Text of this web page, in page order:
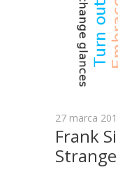
27 marca
Frank